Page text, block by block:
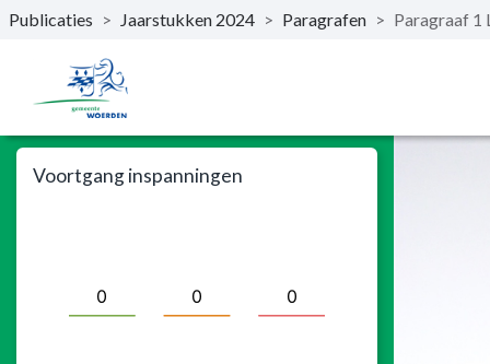
Naar hoofdinhoud
Publicaties > Jaarstukken 2024 > Paragrafen > Paragraaf 1
Voortgang inspanningen